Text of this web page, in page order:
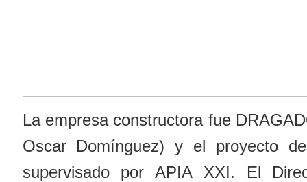
La empresa constructora fue
Oscar Domínguez) y el proyecto
supervisado por APIA XXI. El